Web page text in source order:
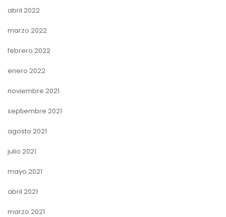
abril 2022
marzo 2022
febrero 2022
enero 2022
noviembre 2021
septiembre 2021
agosto 2021
julio 2021
mayo 2021
abril 2021
marzo 2021